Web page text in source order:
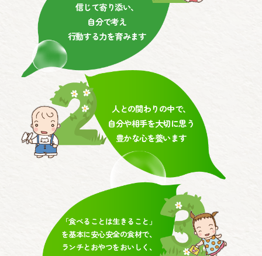
信じて寄り添い、
自分で考え
行動する力を育みます
人との関わりの中で、
自分や相手を大切に思う
豊かな心を養います
「食べることは生きること」
を基本に安心安全の食材で、
ランチとおやつをおいしく、